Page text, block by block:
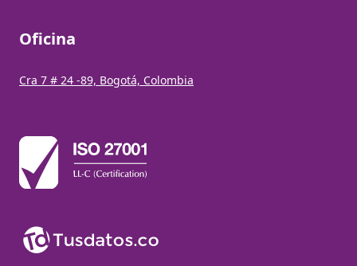
Oficina
Cra 7 # 24 -89, Bogotá, Colombia